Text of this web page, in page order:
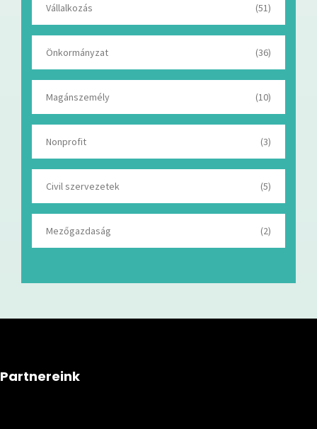
Vállalkozás (51)
Önkormányzat (36)
Magánszemély (10)
Nonprofit (3)
Civil szervezetek (5)
Mezőgazdaság (2)
Partnereink